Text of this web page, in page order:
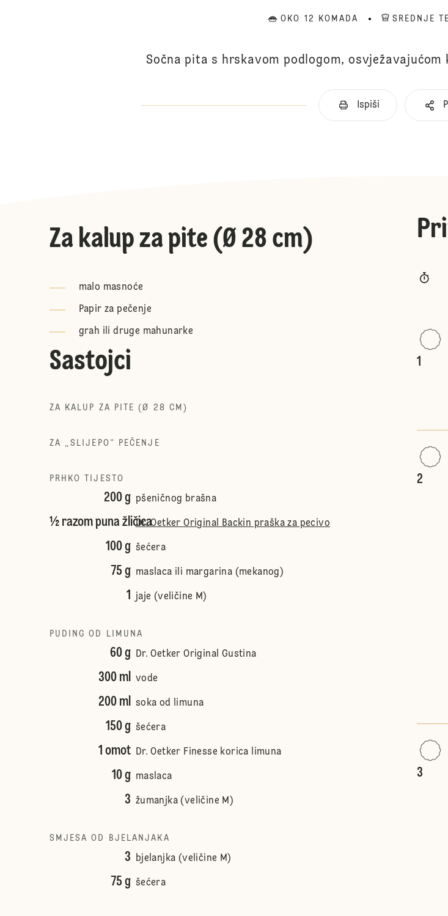
OKO 12 KOMADA SREDNJE
Sočna pita s hrskavom podlogom,
Ispiši
Za kalup za pite (Ø 28 cm)
malo masnoće
Papir za pečenje
grah ili druge mahunarke
Sastojci
ZA KALUP ZA PITE (Ø 28 CM)
ZA „SLIJEPO“ PEČENJE
PRHKO TIJESTO
200 g pšeničnog brašna
½ razom puna žličicaDr. Oetker Original Backin praška za pecivo
100 g šećera
75 g maslaca ili margarina (mekanog)
1 jaje (veličine M)
PUDING OD LIMUNA
60 g Dr. Oetker Original Gustina
300 ml vode
200 ml soka od limuna
150 g šećera
1 omot Dr. Oetker Finesse korica limuna
10 g maslaca
3 žumanjka (veličine M)
SMJESA OD BJELANJAKA
3 bjelanjka (veličine M)
75 g šećera
1
2
3